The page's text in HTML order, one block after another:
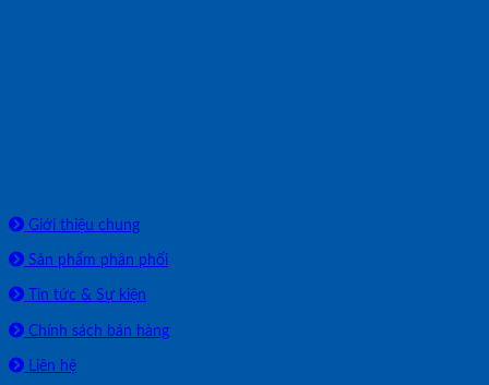
Giới thiệu chung
Sản phẩm phân phối
Tin tức & Sự kiện
Chính sách bán hàng
Liên hệ